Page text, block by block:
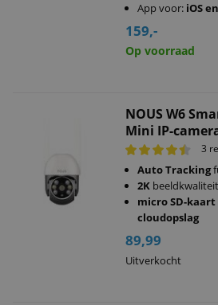
App voor: iOS
159,-
Op voorraad
NOUS W6
Mini IP-
3
Auto Tracking
2K beeldkwaliteit
micro SD-kaart
cloudopslag
89,99
Uitverkocht